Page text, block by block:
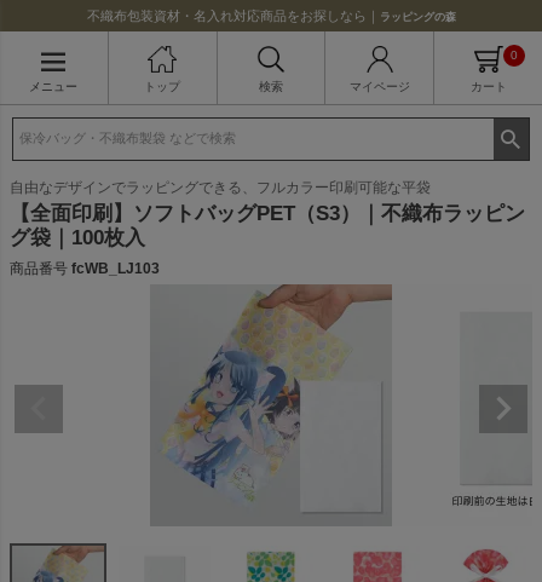
不織布包装資材・名入れ対応商品をお探しなら｜ ラッピングの森
メニュー トップ 検索 マイページ カート
0
自由なデザインでラッピングできる、フルカラー印刷可能な平袋
【全面印刷】ソフトバッグPET（S3）｜不織布ラッピン
グ袋｜100枚入
商品番号 fcWB_LJ103